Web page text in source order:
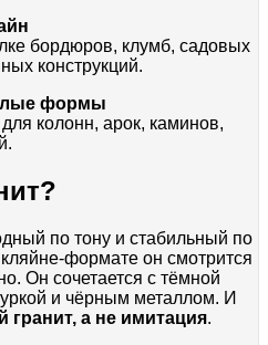
бордюров, клумб, садовых
конструкций.
формы
колонн, арок, каминов,
по тону и стабильный по
формате он смотрится
Он сочетается с тёмной
и чёрным металлом. И
гранит, а не имитация.